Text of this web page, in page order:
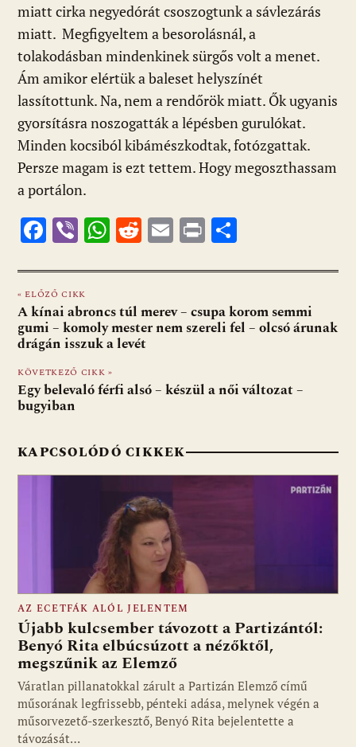
miatt cirka negyedórát csoszogtunk a sávlezárás
miatt. Megfigyeltem a besorolásnál, a
tolakodásban mindenkinek sürgős volt a menet.
Ám amikor elértük a baleset helyszínét
lassítottunk. Na, nem a rendőrök miatt. Ők ugyanis
gyorsításra noszogatták a lépésben gurulókat.
Minden kocsiból kibámészkodtak, fotózgattak.
Persze magam is ezt tettem. Hogy megoszthassam
a portálon.
F
e
b
o
o
k
Vi
er
W
at
s
A
p
p
R
d
di
t
E
ai
l
Pr
t za
m
e
« ELŐZŐ CIKK
A kínai abroncs túl merev – csupa korom semmi
gumi – komoly mester nem szereli fel – olcsó árunak
drágán isszuk a levét
KÖVETKEZŐ CIKK »
Egy belevaló férfi alsó – készül a női változat –
bugyiban
KAPCSOLÓDÓ CIKKEK
Fotó: media1.hu
AZ ECETFÁK ALÓL JELENTEM
Újabb kulcsember távozott a Partizántól:
Benyó Rita elbúcsúzott a nézőktől,
megszűnik az Elemző
Váratlan pillanatokkal zárult a Partizán Elemző című
műsorának legfrissebb, pénteki adása, melynek végén a
műsorvezető-szerkesztő, Benyó Rita bejelentette a
távozását…